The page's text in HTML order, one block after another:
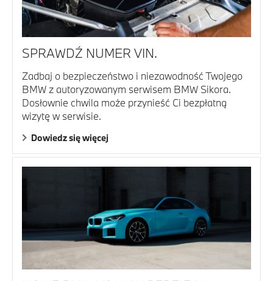
SPRAWDŹ NUMER VIN.
Zadbaj o bezpieczeństwo i niezawodność Twojego
BMW z autoryzowanym serwisem BMW Sikora.
Dosłownie chwila może przynieść Ci bezpłatną
wizytę w serwisie.
Dowiedz się więcej